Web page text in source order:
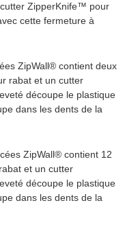
ZipperKnife™ pour
cette fermeture à
ZipWall® contient deux
rabat et un cutter
découpe le plastique
dans les dents de la
ZipWall® contient 12
et un cutter
découpe le plastique
dans les dents de la